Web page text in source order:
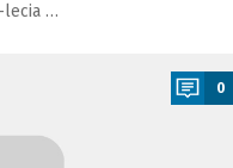
lecia …
0